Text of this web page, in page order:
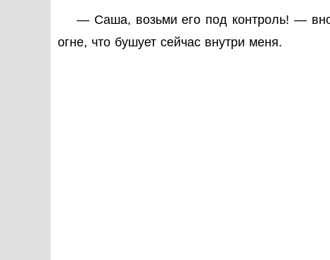
— Саша, возьми его под контроль! —
огне, что бушует сейчас внутри меня.